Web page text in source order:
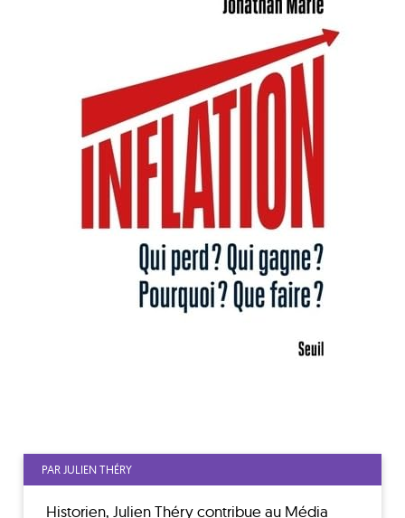
PAR JULIEN THÉRY
Historien, Julien Théry contribue au Média